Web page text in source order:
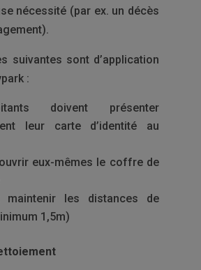
nécessité (par ex. un décès
suivantes sont d’application
:
doivent présenter
leur carte d’identité au
ouvrir eux-mêmes le coffre de
maintenir les distances de
1,5m)